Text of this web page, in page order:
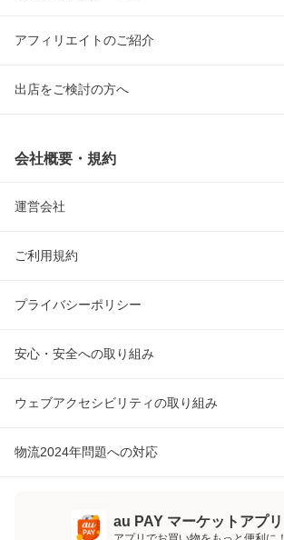
アフィリエイトのご紹介
出店をご検討の方へ
会社概要・規約
運営会社
ご利用規約
プライバシーポリシー
安心・安全への取り組み
ウェブアクセシビリティの取り組み
物流2024年問題への対応
au PAY マーケットアプリ